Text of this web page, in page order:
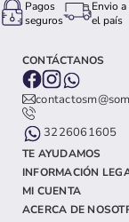
Pagos
seguros
Envio
el país
CONTÁCTANOS
3226061605
TE AYUDAMOS
INFORMACIÓN
MI CUENTA
ACERCA DE